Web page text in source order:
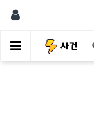
유머 사건